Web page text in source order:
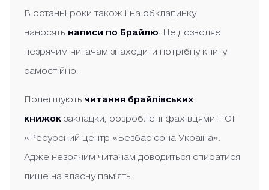
В останні роки також і на обкладинку
наносять написи по Брайлю . Це дозволяє
незрячим читачам знаходити потрібну книгу
самостійно.
Полегшують читання брайлівських
книжок закладки, розроблені фахівцями ПОГ
«Ресурсний центр «Безбар’єрна Україна».
Адже незрячим читачам доводиться спиратися
лише на власну пам’ять.